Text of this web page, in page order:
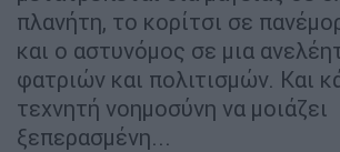
πλανήτη, το κορίτσι σε
και ο αστυνόμος σε μια
φατριών και πολιτισμών. Και
τεχνητή νοημοσύνη να μοιάζει
ξεπερασμένη...